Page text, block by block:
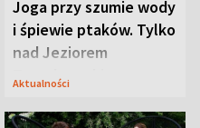
Joga przy szumie wody
i śpiewie ptaków. Tylko
nad Jeziorem
Tarnobrzeskim
Aktualności